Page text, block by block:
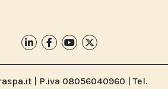
| P.iva 08056040960 | Tel.